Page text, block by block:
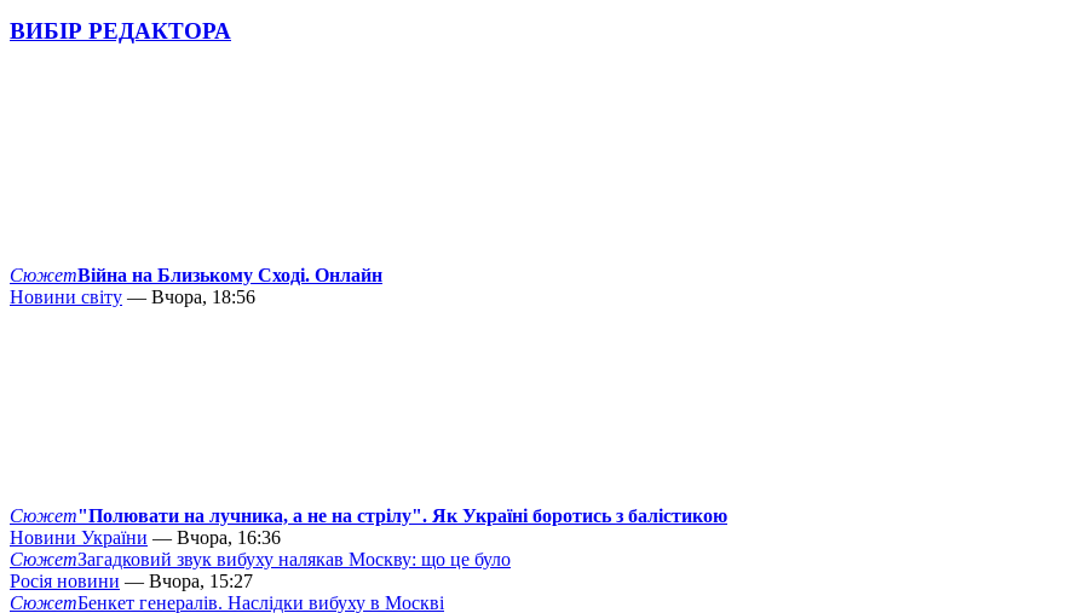
ВИБІР РЕДАКТОРА
СюжетВійна на Близькому Сході. Онлайн
Новини світу — Вчора, 18:56
Сюжет"Полювати на лучника, а не на стрілу". Як Україні боротись з балістикою
Новини України — Вчора, 16:36
СюжетЗагадковий звук вибуху налякав Москву: що це було
Росія новини — Вчора, 15:27
СюжетБенкет генералів. Наслідки вибуху в Москві